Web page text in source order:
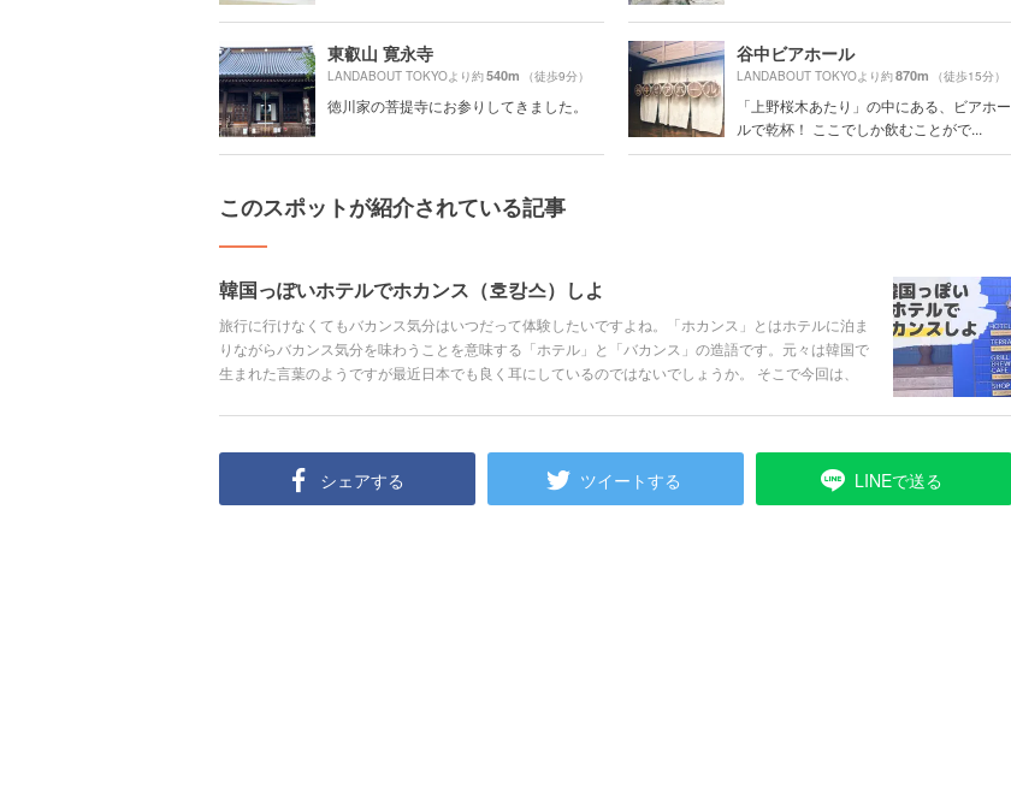
東叡山 寛永寺
LANDABOUT TOKYOより約540m （徒歩9分）
徳川家の菩提寺にお参りしてきました。
谷中ビアホール
LANDABOUT TOKYOより約870m （徒歩15分）
「上野桜木あたり」の中にある、ビアホー
ルで乾杯！ ここでしか飲むことがで...
このスポットが紹介されている記事
韓国っぽいホテルでホカンス（호캉스）しよ
旅行に行けなくてもバカンス気分はいつだって体験したいですよね。「ホカンス」とはホテルに泊ま
りながらバカンス気分を味わうことを意味する「ホテル」と「バカンス」の造語です。元々は韓国で
生まれた言葉のようですが最近日本でも良く耳にしているのではないでしょうか。 そこで今回は、
んか？
シェアする ツイートする LINEで送る